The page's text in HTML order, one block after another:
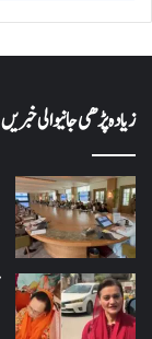
زیادہ پڑھی جانیوالی خبریں